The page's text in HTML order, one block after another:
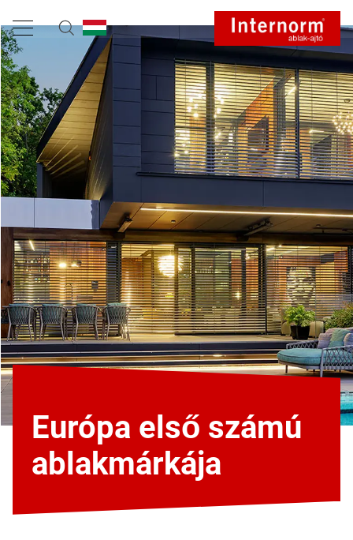
Európa első számú
ablakmárkája